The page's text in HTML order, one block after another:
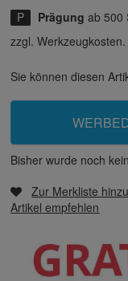
Prägung ab
zzgl. Werkzeugkosten.
Sie können diesen
Bisher wurde noch
Zur Merkliste
Artikel empfehlen